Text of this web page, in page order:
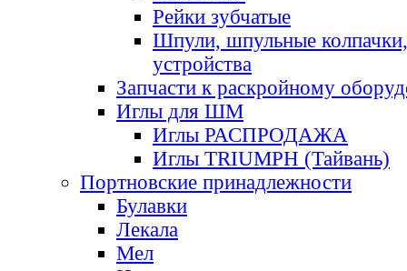
Рейки зубчатые
Шпули, шпульные
устройства
Запчасти к раскройному
Иглы для ШМ
Иглы РАСПРОДАЖА
Иглы TRIUMPH (Тайвань)
Портновские принадлежности
Булавки
Лекала
Мел